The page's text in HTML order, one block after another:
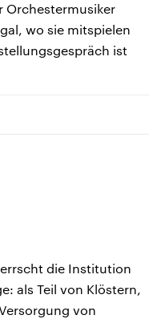
Orchestermusiker
wo sie mitspielen
ist
die Institution
als Teil von Klöstern,
von